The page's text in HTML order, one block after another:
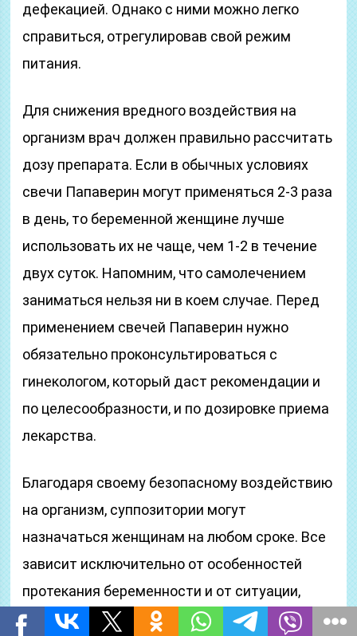
дефекацией. Однако с ними можно легко
справиться, отрегулировав свой режим
питания.
Для снижения вредного воздействия на
организм врач должен правильно рассчитать
дозу препарата. Если в обычных условиях
свечи Папаверин могут применяться 2-3 раза
в день, то беременной женщине лучше
использовать их не чаще, чем 1-2 в течение
двух суток. Напомним, что самолечением
заниматься нельзя ни в коем случае. Перед
применением свечей Папаверин нужно
обязательно проконсультироваться с
гинекологом, который даст рекомендации и
по целесообразности, и по дозировке приема
лекарства.
Благодаря своему безопасному воздействию
на организм, суппозитории могут
назначаться женщинам на любом сроке. Все
зависит исключительно от особенностей
протекания беременности и от ситуации,
сложившейся в каждом конкретном случае.